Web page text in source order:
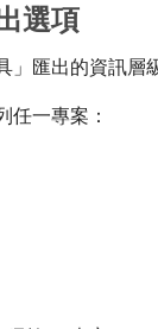
選項
匯出的資訊層級
任一專案：